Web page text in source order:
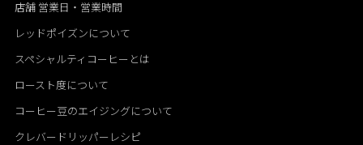
店舗 営業日・営業時間
レッドポイズンについて
スペシャルティコーヒーとは
ロースト度について
コーヒー豆のエイジングについて
クレバードリッパーレシピ